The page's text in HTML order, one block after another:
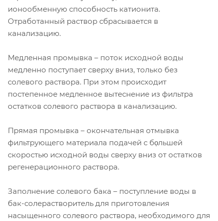
ионообменную способность катионита.
Отработанный раствор сбрасывается в
канализацию.
Медленная промывка – поток исходной воды
медленно поступает сверху вниз, только без
солевого раствора. При этом происходит
постепенное медленное вытеснение из фильтра
остатков солевого раствора в канализацию.
Прямая промывка – окончательная отмывка
фильтрующего материала подачей с бọльшей
скоростью исходной воды сверху вниз от остатков
регенерационного раствора.
Заполнение солевого бака – поступление воды в
бак-солерастворитель для приготовления
насыщенного солевого раствора, необходимого для